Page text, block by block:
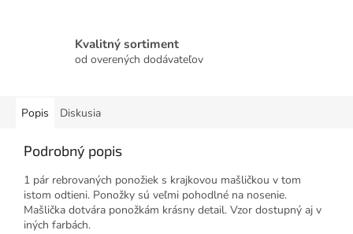
Kvalitný sortiment
od overených dodávateľov
Popis Diskusia
Podrobný popis
1 pár rebrovaných ponožiek s krajkovou mašličkou v tom
istom odtieni. Ponožky sú veľmi pohodlné na nosenie.
Mašlička dotvára ponožkám krásny detail. Vzor dostupný aj v
iných farbách.